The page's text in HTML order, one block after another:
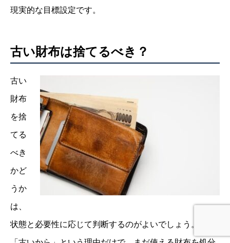
現実的な目標設定です。
古い財布は捨てるべき？
古い
財布
を捨
てる
べき
かど
うか
は、
状態と必要性に応じて判断するのがよいでしょう。単に